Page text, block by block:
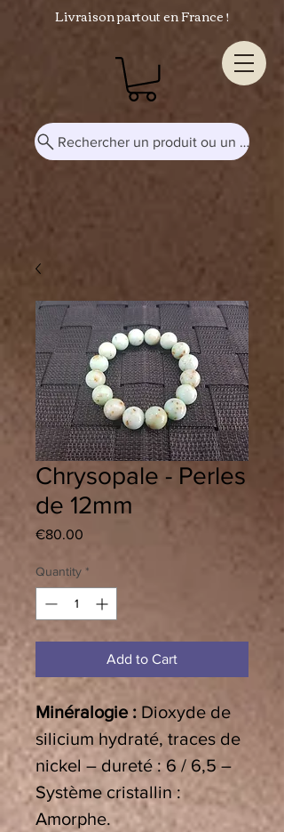
Livraison partout en France !
Rechercher un produit ou un mot-
Chrysopale - Perles
de 12mm
€80.00
Quantity *
Add to Cart
Minéralogie : Dioxyde de
silicium hydraté, traces de
nickel – dureté : 6 / 6,5 –
Système cristallin :
Amorphe.